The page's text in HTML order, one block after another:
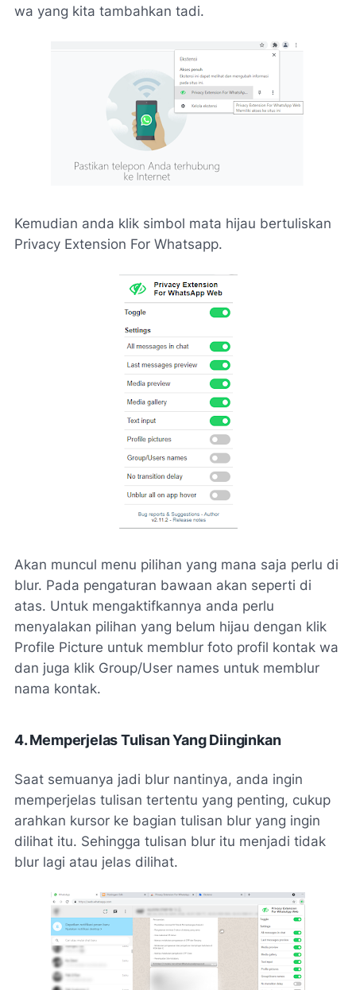
wa yang kita tambahkan tadi.
Kemudian anda klik simbol mata hijau bertuliskan
Privacy Extension For Whatsapp.
Akan muncul menu pilihan yang mana saja perlu di
blur. Pada pengaturan bawaan akan seperti di
atas. Untuk mengaktifkannya anda perlu
menyalakan pilihan yang belum hijau dengan klik
Profile Picture untuk memblur foto profil kontak wa
dan juga klik Group/User names untuk memblur
nama kontak.
4. Memperjelas Tulisan Yang Diinginkan
Saat semuanya jadi blur nantinya, anda ingin
memperjelas tulisan tertentu yang penting, cukup
arahkan kursor ke bagian tulisan blur yang ingin
dilihat itu. Sehingga tulisan blur itu menjadi tidak
blur lagi atau jelas dilihat.